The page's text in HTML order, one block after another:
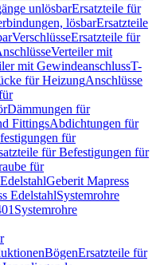
unlösbarErsatzteile für
lösbarErsatzteile
VerschlüsseErsatzteile für
Verteiler mit
mit GewindeanschlussT-
für HeizungAnschlüsse
Dämmungen für
FittingsAbdichtungen für
für
für Befestigungen für
für
Geberit Mapress
EdelstahlSystemrohre
Systemrohre
BögenErsatzteile für